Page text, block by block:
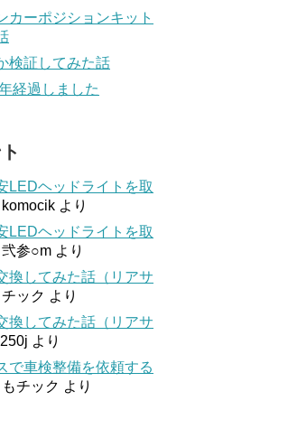
カーポジションキット
検証してみた話
経過しました
LEDヘッドライトを取
komocik より
LEDヘッドライトを取
弐参○m より
換してみた話（リアサ
ック より
換してみた話（リアサ
より
で車検整備を依頼する
もチック より